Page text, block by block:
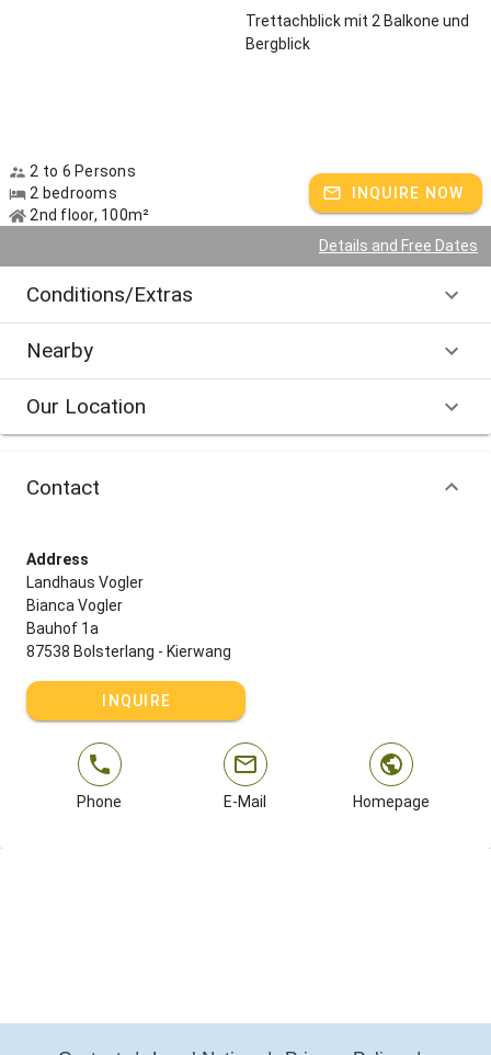
Trettachblick mit 2 Balkone und
Bergblick
2 to 6 Persons
2 bedrooms
2nd floor, 100m²
INQUIRE NOW
Details and Free Dates
Conditions/Extras
Nearby
Our Location
Contact
Address
Landhaus Vogler
Bianca Vogler
Bauhof 1a
87538 Bolsterlang - Kierwang
INQUIRE
Phone E-Mail Homepage